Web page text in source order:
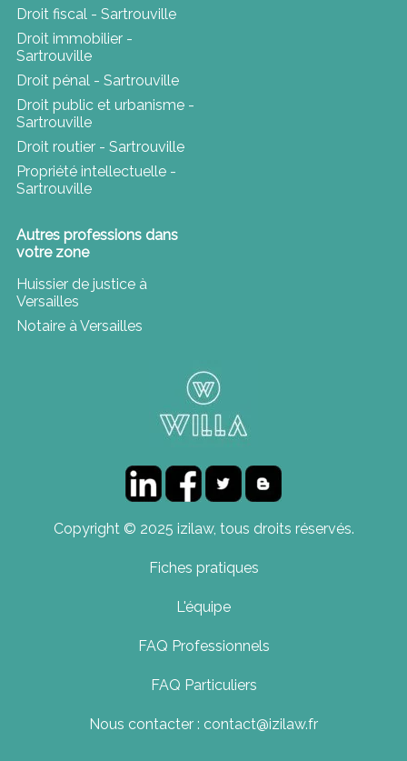
Droit fiscal - Sartrouville
Droit immobilier -
Sartrouville
Droit pénal - Sartrouville
Droit public et urbanisme -
Sartrouville
Droit routier - Sartrouville
Propriété intellectuelle -
Sartrouville
Autres professions dans
votre zone
Huissier de justice à
Versailles
Notaire à Versailles
Copyright © 2025 izilaw, tous droits réservés.
Fiches pratiques
L'équipe
FAQ Professionnels
FAQ Particuliers
Nous contacter : contact@izilaw.fr